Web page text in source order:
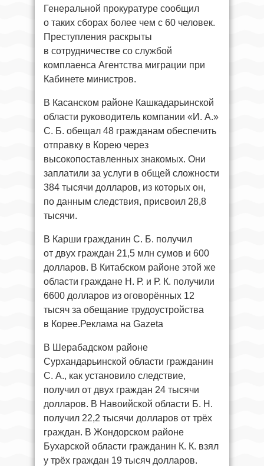
Генеральной прокуратуре сообщил
о таких сборах более чем с 60 человек.
Преступления раскрыты
в сотрудничестве со службой
комплаенса Агентства миграции при
Кабинете министров.
В Касанском районе Кашкадарьинской
области руководитель компании «И. А.»
С. Б. обещал 48 гражданам обеспечить
отправку в Корею через
высокопоставленных знакомых. Они
заплатили за услуги в общей сложности
384 тысячи долларов, из которых он,
по данным следствия, присвоил 28,8
тысячи.
В Карши гражданин С. Б. получил
от двух граждан 21,5 млн сумов и 600
долларов. В Китабском районе этой же
области граждане Н. Р. и Р. К. получили
6600 долларов из оговорённых 12
тысяч за обещание трудоустройства
в Корее.Реклама на Gazeta
В Шерабадском районе
Сурхандарьинской области гражданин
С. А., как установило следствие,
получил от двух граждан 24 тысячи
долларов. В Навоийской области Б. Н.
получил 22,2 тысячи долларов от трёх
граждан. В Жондорском районе
Бухарской области гражданин К. К. взял
у трёх граждан 19 тысяч долларов.